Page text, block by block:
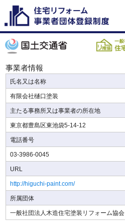
事業者情報
氏名又は名称
有限会社樋口塗装
主たる事務所又は事業者の所在地
東京都豊島区東池袋5-14-12
電話番号
03-3986-0045
URL
http://higuchi-paint.com/
所属団体
一般社団法人木造住宅塗装リフォーム協会